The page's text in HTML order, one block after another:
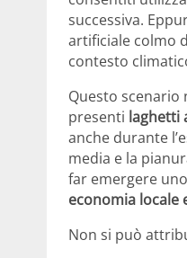
successiva.
artificiale colmo
contesto
Questo scenario
presenti laghetti
anche durante
media e la
far emergere
economia locale
Non si può